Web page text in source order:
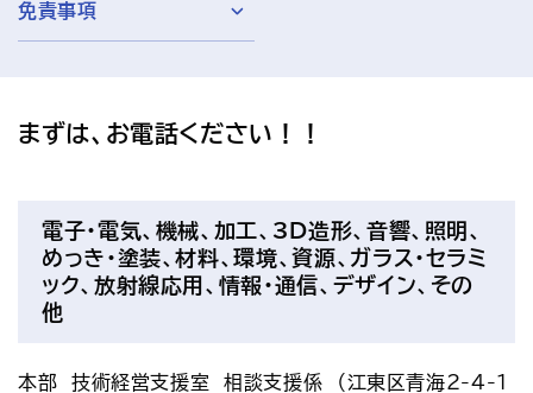
プレスリリース
免責事項
まずは、お電話ください！！
電子・電気、機械、加工、3D造形、音響、照明、
めっき・塗装、材料、環境、資源、ガラス・セラミ
ック、放射線応用、情報・通信、デザイン、その
他
本部　技術経営支援室　相談支援係　（江東区青海2-4-1